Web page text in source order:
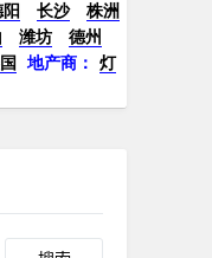
长沙
株洲
潍坊
德州
地产商：
灯